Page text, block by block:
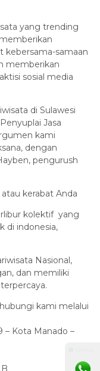
yang trending
kebersama-samaan
memberikan
sosial media
di Sulawesi
Jasa
kami
dengan
pengurush
kerabat Anda
kolektif yang
di indonesia,
Nasional,
dan memiliki
kami melalui
– Kota Manado –